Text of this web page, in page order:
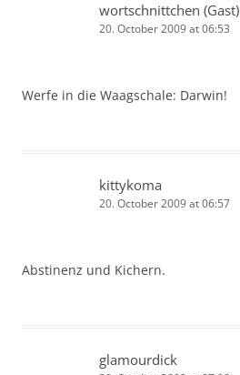
wortschnittchen (Gast)
20. October 2009 at 06:53
Werfe in die Waagschale: Darwin!
kittykoma
20. October 2009 at 06:57
Abstinenz und Kichern.
glamourdick